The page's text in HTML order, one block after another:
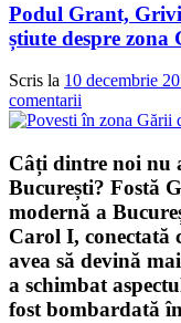
Podul Grant,
știute despre
Scris la 10 decembrie
comentarii
Câți dintre noi nu
București? Fostă
modernă a
Carol I, conectată
avea să devină
a schimbat
fost bombardată